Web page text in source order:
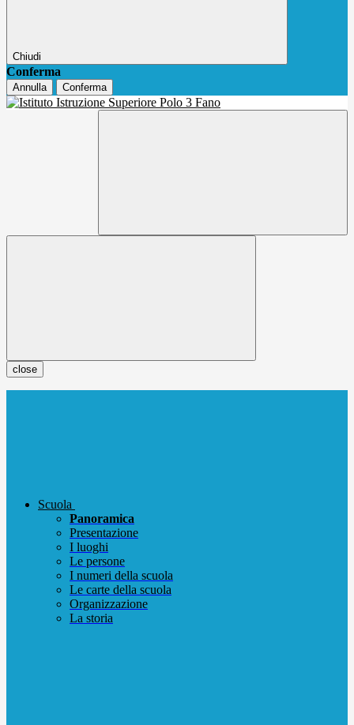
Chiudi
Conferma
Annulla Conferma
close
Scuola
Panoramica
Presentazione
I luoghi
Le persone
I numeri della scuola
Le carte della scuola
Organizzazione
La storia